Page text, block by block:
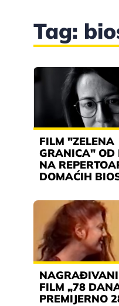
Tag:
FILM "ZELENA
GRANICA" OD
NA
DOMAĆIH
FILM „78
PREMIJERNO